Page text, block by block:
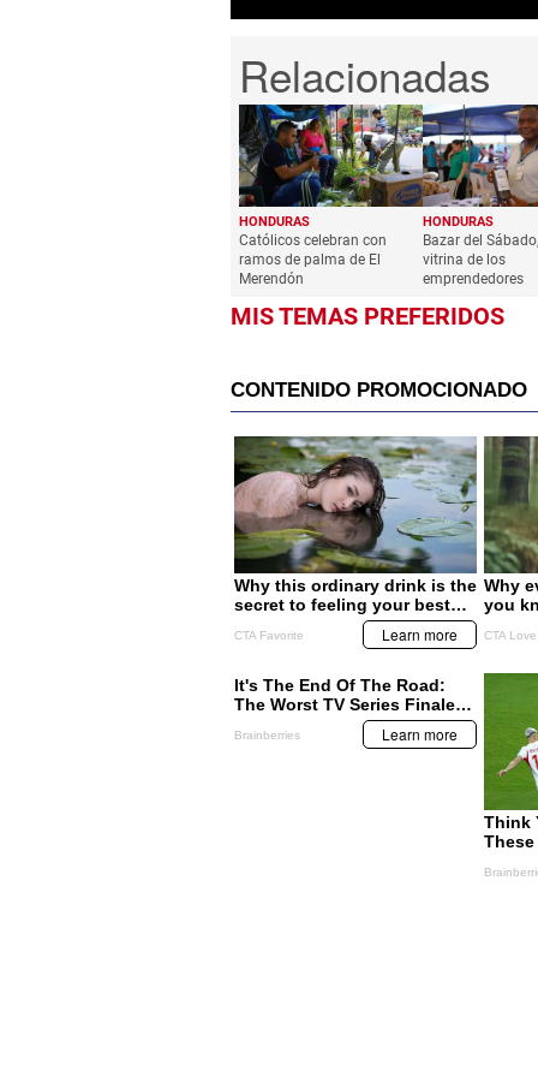
HONDURAS
Católicos celebran con
ramos de palma de El
Merendón
HONDURAS
Bazar del
vitrina de los
emprendedores
MIS TEMAS PREFERIDOS